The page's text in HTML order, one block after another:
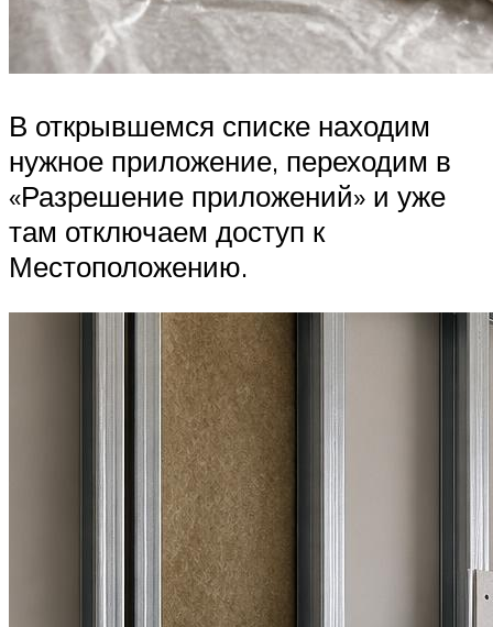
В открывшемся списке находим
нужное приложение, переходим в
«Разрешение приложений» и уже
там отключаем доступ к
Местоположению.